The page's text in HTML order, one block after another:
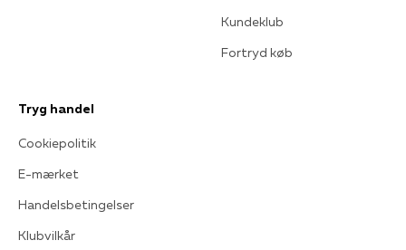
Kundeklub
Fortryd køb
Tryg handel
Cookiepolitik
E-mærket
Handelsbetingelser
Klubvilkår